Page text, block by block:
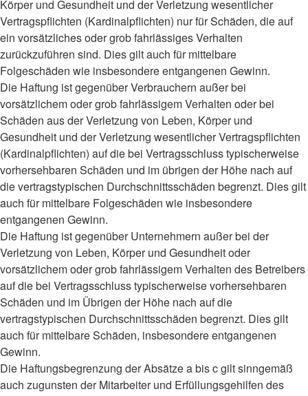
Körper und Gesundheit und der Verletzung wesentlicher
Vertragspflichten (Kardinalpflichten) nur für Schäden, die auf
ein vorsätzliches oder grob fahrlässiges Verhalten
zurückzuführen sind. Dies gilt auch für mittelbare
Folgeschäden wie insbesondere entgangenen Gewinn.
Die Haftung ist gegenüber Verbrauchern außer bei
vorsätzlichem oder grob fahrlässigem Verhalten oder bei
Schäden aus der Verletzung von Leben, Körper und
Gesundheit und der Verletzung wesentlicher Vertragspflichten
(Kardinalpflichten) auf die bei Vertragsschluss typischerweise
vorhersehbaren Schäden und im übrigen der Höhe nach auf
die vertragstypischen Durchschnittsschäden begrenzt. Dies gilt
auch für mittelbare Folgeschäden wie insbesondere
entgangenen Gewinn.
Die Haftung ist gegenüber Unternehmern außer bei der
Verletzung von Leben, Körper und Gesundheit oder
vorsätzlichem oder grob fahrlässigem Verhalten des Betreibers
auf die bei Vertragsschluss typischerweise vorhersehbaren
Schäden und im Übrigen der Höhe nach auf die
vertragstypischen Durchschnittsschäden begrenzt. Dies gilt
auch für mittelbare Schäden, insbesondere entgangenen
Gewinn.
Die Haftungsbegrenzung der Absätze a bis c gilt sinngemäß
auch zugunsten der Mitarbeiter und Erfüllungsgehilfen des